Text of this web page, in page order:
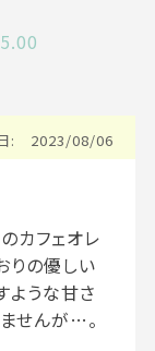
5.00
2023/08/06
カフェオレ
りの優しい
ような甘さ
せんが…。